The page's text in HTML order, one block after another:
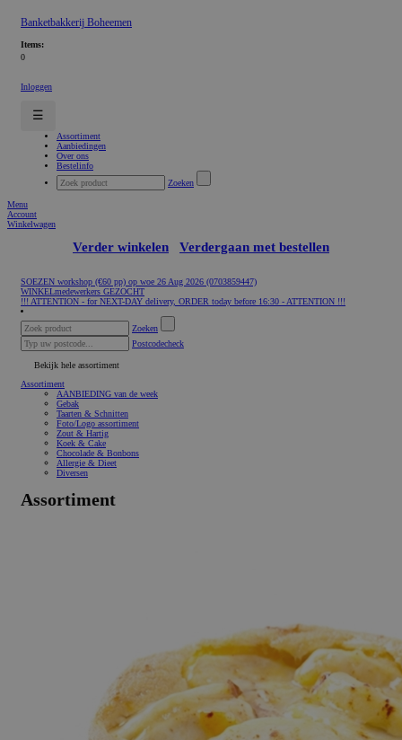
Banketbakkerij Boheemen
Items:
0
Inloggen
☰
Assortiment
Aanbiedingen
Over ons
Bestelinfo
Zoeken
Menu
Account
Winkelwagen
Verder winkelen Verdergaan met bestellen
SOEZEN workshop (€60 pp) op woe 26 Aug 2026 (0703859447)
WINKELmedewerkers GEZOCHT
!!! ATTENTION - for NEXT-DAY delivery, ORDER today before 16:30 - ATTENTION !!!
Zoeken
Postcodecheck
Bekijk hele assortiment
Assortiment
AANBIEDING van de week
Gebak
Taarten & Schnitten
Foto/Logo assortiment
Zout & Hartig
Koek & Cake
Chocolade & Bonbons
Allergie & Dieet
Diversen
Assortiment